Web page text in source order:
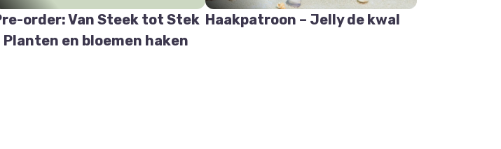
order: Van Steek tot Stek
Planten en bloemen haken
Haakpatroon – Jelly de kwal